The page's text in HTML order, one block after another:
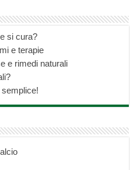
si cura?
e terapie
e rimedi naturali